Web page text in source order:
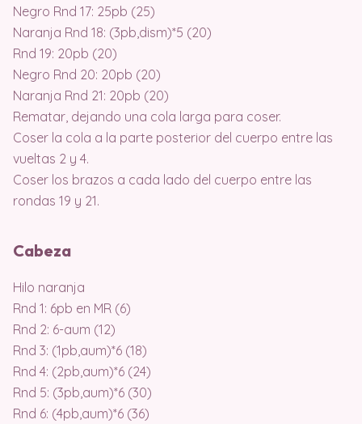
Negro Rnd 17: 25pb (25)
Naranja Rnd 18: (3pb,dism)*5 (20)
Rnd 19: 20pb (20)
Negro Rnd 20: 20pb (20)
Naranja Rnd 21: 20pb (20)
Rematar, dejando una cola larga para coser.
Coser la cola a la parte posterior del cuerpo entre las
vueltas 2 y 4.
Coser los brazos a cada lado del cuerpo entre las
rondas 19 y 21.
Cabeza
Hilo naranja
Rnd 1: 6pb en MR (6)
Rnd 2: 6-aum (12)
Rnd 3: (1pb,aum)*6 (18)
Rnd 4: (2pb,aum)*6 (24)
Rnd 5: (3pb,aum)*6 (30)
Rnd 6: (4pb,aum)*6 (36)